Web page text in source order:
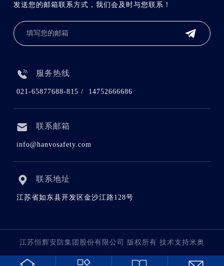
发送您的邮箱联系方式，我们会及时与您联系！

服务热线
021-65877688-815 / 14752666686
联系邮箱
info@hanvosafety.com
联系地址
江苏省如东县开发区金沙江路128号
江苏恒辉安防集团股份有限公司 版权所有 技术支持米奥